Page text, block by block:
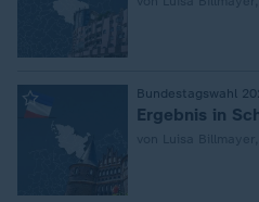
Bundestagswahl
Ergebnis in